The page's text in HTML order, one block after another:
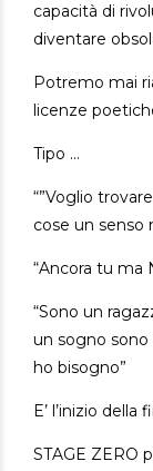
capacità di
diventare
Potremo mai
licenze
Tipo …
“”Voglio
cose un senso
“Ancora tu ma
“Sono un
un sogno
ho bisogno”
E’ l’inizio della
STAGE ZERO